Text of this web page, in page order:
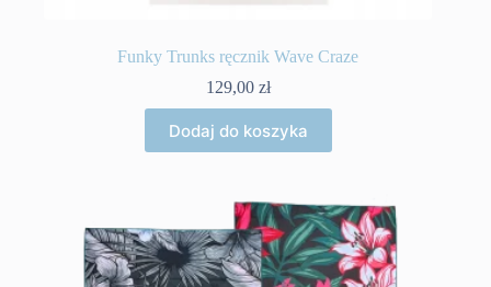
Funky Trunks ręcznik Wave Craze
129,00 zł
Dodaj do koszyka